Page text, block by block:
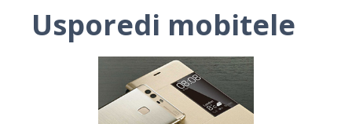
Usporedi mobitele